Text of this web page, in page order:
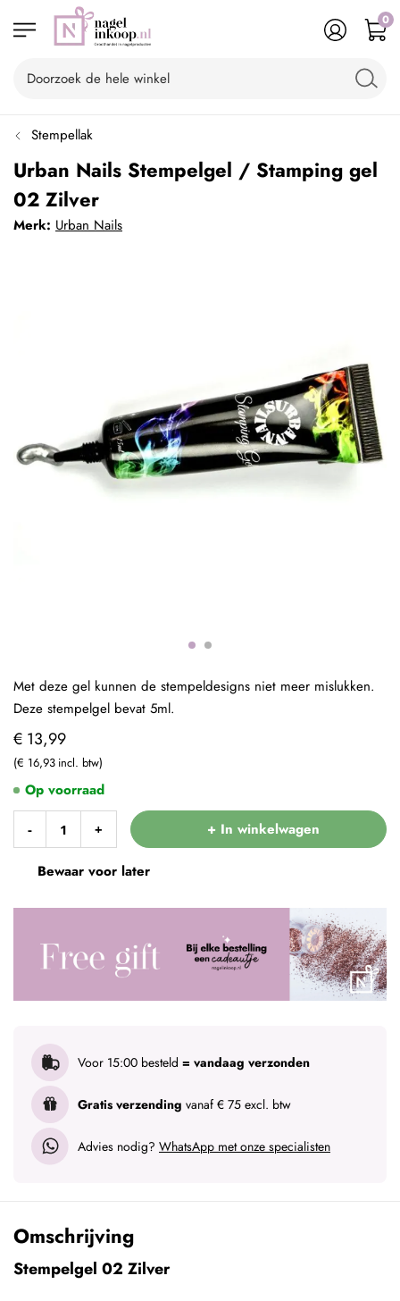
0
Stempellak
Urban Nails Stempelgel / Stamping gel
02 Zilver
Merk: Urban Nails
€ 13,99
€ 16,93
- + + In winkelwagen
Bewaar voor later
Voor 15:00 besteld = vandaag verzonden
Gratis verzending vanaf € 75 excl. btw
Advies nodig? WhatsApp met onze specialisten
Op voorraad
Met deze gel kunnen de stempeldesigns niet meer mislukken.
Deze stempelgel bevat 5ml.
Omschrijving
Stempelgel 02 Zilver